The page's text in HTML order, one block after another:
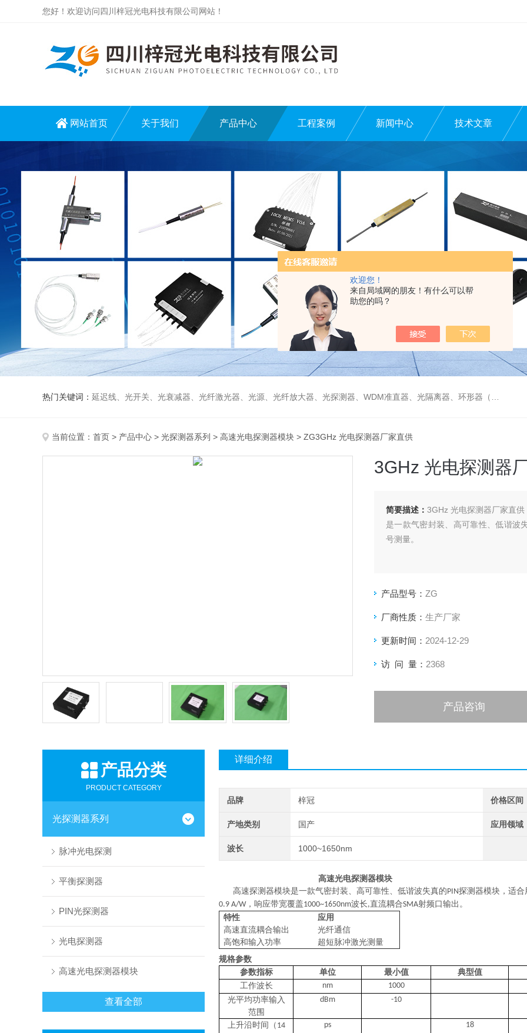
欢迎您！
来自局域网的朋友！有什么可以帮
助您的吗？
您好！欢迎访问四川梓冠光电科技有限公司网站！
网站首页 关于我们 产品中心 工程案例 新闻中心 技术文章
热门关键词： 延迟线、光开关、光衰减器、光纤激光器、光源、光纤放大器、光探测器、WDM准直器、光隔离器、环形器（三端口、四端口）、偏振分束器/合束器、起偏器、耦合器、单纤/双纤准直器、激光准直器、光纤反射镜、光纤旋转器、偏振控制器（三环、挤压式）、光栅、波分复用器（CWDM/DWDM）等
当前位置： 首页 > 产品中心 > 光探测器系列 > 高速光电探测器模块 > ZG3GHz 光电探测器厂家直供
3GHz 光电探测器
简要描述： 3GHz 光电探测器厂家直供
是一款气密封装、高可靠性、低谐波
号测量。
产品型号： ZG
厂商性质： 生产厂家
更新时间： 2024-12-29
访 问 量： 2368
产品咨询
产品分类
PRODUCT CATEGORY
光探测器系列
脉冲光电探测
平衡探测器
PIN光探测器
光电探测器
高速光电探测器模块
查看全部
详细介绍
品牌 梓冠 价格区间
产地类别 国产 应用领域
波长 1000~1650nm
高速光电探测器模块
高速探测器模块是一款气密封装、高可靠性、低谐波失真的PIN探测器模块，适
0.9 A/W，响应带宽覆盖1000~1650nm波长,直流耦合SMA射频口输出。
特性
应用
高速直流耦合输出
光纤通信
高饱和输入功率
超短脉冲激光测量
规格参数
参数指标
单位 最小值
典型值
工作波长
nm
1000
光平均功率输入
范围
dBm -10
上升沿时间（ 14
ps 18